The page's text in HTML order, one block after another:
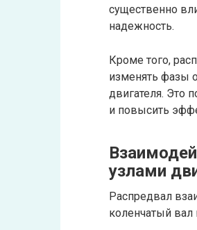
существенно
надежность.
Кроме того,
изменять фазы
двигателя. Это
и повысить
узлами
Распредвал
коленчатый вал